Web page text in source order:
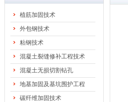
植筋加固技术
外包钢技术
粘钢技术
混凝土裂缝修补工程技术
混凝土无损切割钻孔
地基加固及基坑围护工程
碳纤维加固技术